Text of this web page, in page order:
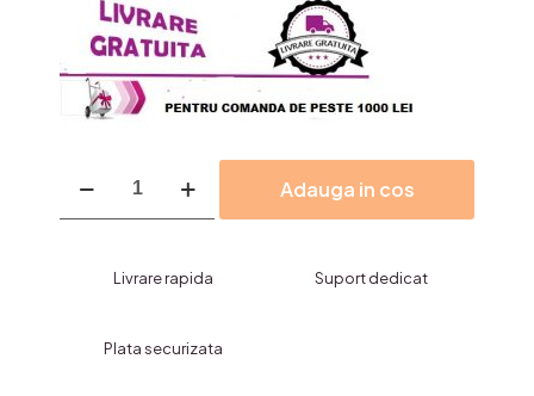
Pila
Profesionala,Bumerang,VICOVI-
Adauga in cos
Livrare rapida Suport dedicat
Plata securizata